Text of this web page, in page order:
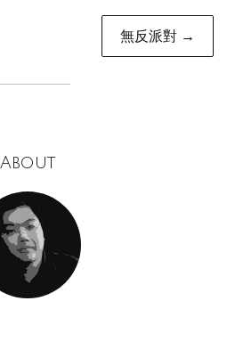
無反派對 →
About